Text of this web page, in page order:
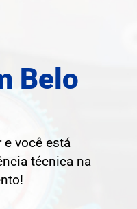
Belo
e você está
técnica na